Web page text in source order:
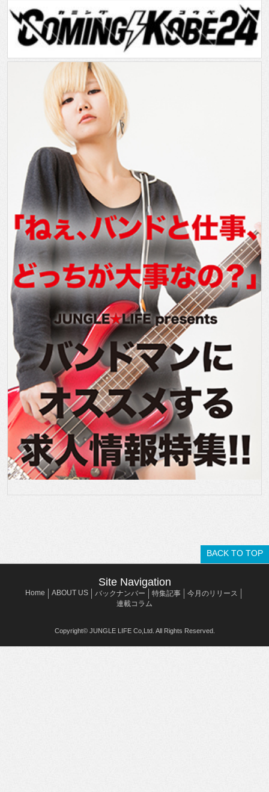
BACK TO TOP
Site Navigation
Home ABOUT US バックナンバー 特集記事
今月のリリース
連載コラム
Copyright© JUNGLE LIFE Co,Ltd. All Rights Reserved.